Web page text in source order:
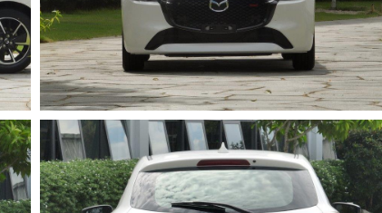
TÌM HIỂU THÊM